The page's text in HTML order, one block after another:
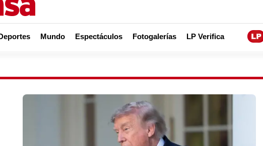
Mundo Espectáculos Fotogalerías LP Verifica